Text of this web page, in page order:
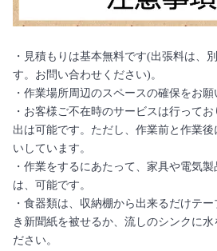
・見積もりは基本無料です(出張料は、
す。お問い合わせください)。
・作業場所周辺のスペースの確保をお願
・お客様ご不在時のサービスは行って
出は可能です。ただし、作業前と作業
いしています。
・作業をするにあたって、家具や電気
は、可能です。
・食器類は、収納棚から出来るだけテ
き新聞紙を被せるか、流しのシンクに水
ださい。